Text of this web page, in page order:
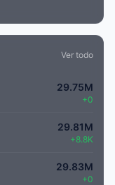
Ver todo
29.75M
+0
29.81M
+8.8K
29.83M
+0